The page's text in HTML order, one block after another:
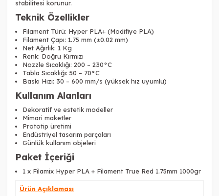
Tükendi
stabilitesi korunur.
Teknik Özellikler
Filament Türü: Hyper PLA+ (Modifiye PLA)
Filament Çapı: 1.75 mm (±0.02 mm)
Net Ağırlık: 1 Kg
Renk: Doğru Kırmızı
Nozzle Sıcaklığı: 200 – 230°C
Tabla Sıcaklığı: 50 – 70°C
Baskı Hızı: 30 – 600 mm/s (yüksek hız uyumlu)
Kullanım Alanları
Dekoratif ve estetik modeller
Mimari maketler
Prototip üretimi
Endüstriyel tasarım parçaları
Günlük kullanım objeleri
Paket İçeriği
1 x Filamix Hyper PLA + Filament True Red 1.75mm 1000gr
Ürün Açıklaması